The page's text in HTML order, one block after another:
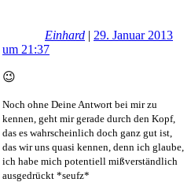
Einhard | 29. Januar 2013
um 21:37
😉
Noch ohne Deine Antwort bei mir zu
kennen, geht mir gerade durch den Kopf,
das es wahrscheinlich doch ganz gut ist,
das wir uns quasi kennen, denn ich glaube,
ich habe mich potentiell mißverständlich
ausgedrückt *seufz*